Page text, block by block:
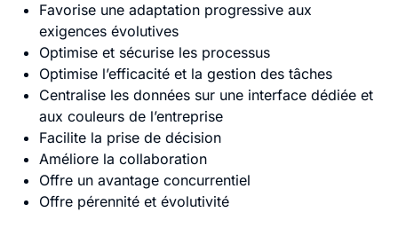
Favorise une adaptation progressive aux
exigences évolutives
Optimise et sécurise les processus
Optimise l’efficacité et la gestion des tâches
Centralise les données sur une interface dédiée et
aux couleurs de l’entreprise
Facilite la prise de décision
Améliore la collaboration
Offre un avantage concurrentiel
Offre pérennité et évolutivité